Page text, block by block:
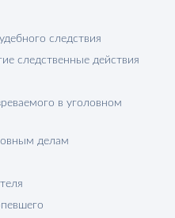
следствия
следственные действия
в уголовном
делам